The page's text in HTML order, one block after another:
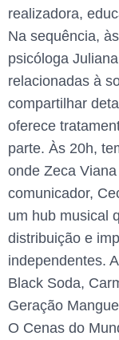
realizadora,
Na sequência,
psicóloga
relacionadas à
compartilhar
oferece
parte. Às 20h,
onde Zeca
comunicador,
um hub musical
distribuição e
independentes.
Black Soda,
Geração
O Cenas do